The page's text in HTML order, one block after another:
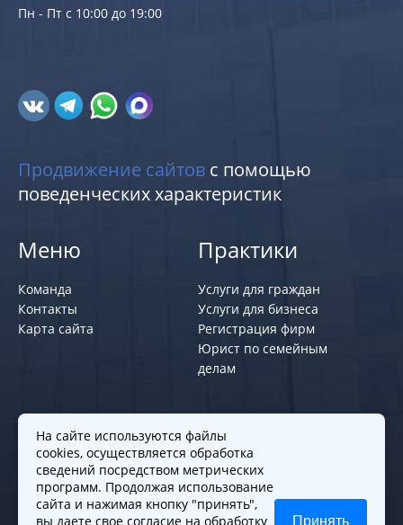
Пн - Пт с 10:00 до 19:00
Продвижение сайтов с помощью
поведенческих характеристик
Меню
Команда
Контакты
Карта сайта
Практики
Услуги для граждан
Услуги для бизнеса
Регистрация фирм
Юрист по семейным
делам
Политики и правила
Политика обработки персональных
данных
Согласие на обработку cookies
На сайте используются файлы
cookies, осуществляется обработка
сведений посредством метрических
программ. Продолжая использование
сайта и нажимая кнопку "принять",
вы даете свое согласие на обработку Принять